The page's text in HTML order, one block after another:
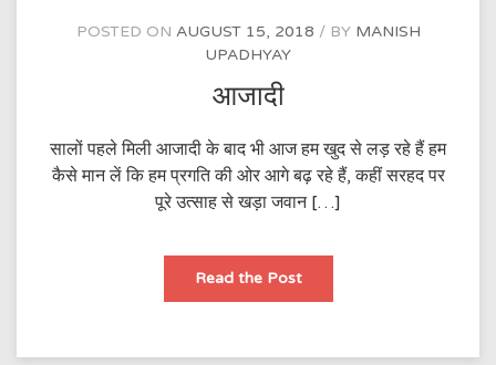
POSTED ON AUGUST 15, 2018 BY MANISH
UPADHYAY
आजादी
सालों पहले मिली आजादी के बाद भी आज हम खुद से लड़ रहे हैं हम
कैसे मान लें कि हम प्रगति की ओर आगे बढ़ रहे हैं, कहीं सरहद पर
पूरे उत्साह से खड़ा जवान […]
Read the Postआजादी